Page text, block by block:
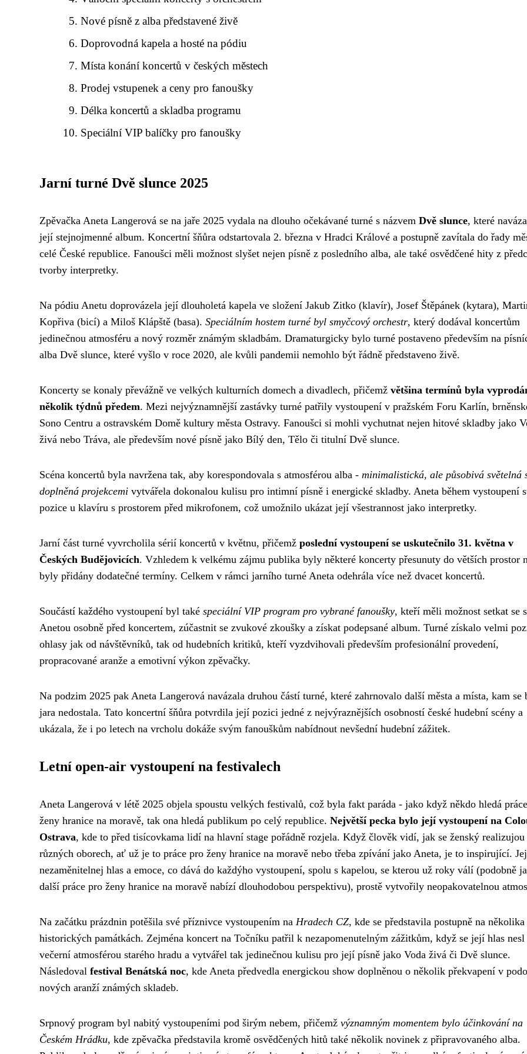
Nové písně z alba představené živě
Doprovodná kapela a hosté na pódiu
Místa konání koncertů v českých městech
Prodej vstupenek a ceny pro fanoušky
Délka koncertů a skladba programu
Speciální VIP balíčky pro fanoušky
Jarní turné Dvě slunce 2025
Zpěvačka Aneta Langerová se na jaře 2025 vydala na dlouho očekávané turné s názvem Dvě slunce, které
její stejnojmenné album. Koncertní šňůra odstartovala 2. března v Hradci Králové a postupně zavítala do řady
celé České republice. Fanoušci měli možnost slyšet nejen písně z posledního alba, ale také osvědčené hity z
tvorby interpretky.
Na pódiu Anetu doprovázela její dlouholetá kapela ve složení Jakub Zitko (klavír), Josef Štěpánek (kytara),
Kopřiva (bicí) a Miloš Klápště (basa). Speciálním hostem turné byl smyčcový orchestr, který dodával koncertům
jedinečnou atmosféru a nový rozměr známým skladbám. Dramaturgicky bylo turné postaveno především na
alba Dvě slunce, které vyšlo v roce 2020, ale kvůli pandemii nemohlo být řádně představeno živě.
Koncerty se konaly převážně ve velkých kulturních domech a divadlech, přičemž většina termínů byla
několik týdnů předem. Mezi nejvýznamnější zastávky turné patřily vystoupení v pražském Foru Karlín,
Sono Centru a ostravském Domě kultury města Ostravy. Fanoušci si mohli vychutnat nejen hitové skladby jako
živá nebo Tráva, ale především nové písně jako Bílý den, Tělo či titulní Dvě slunce.
Scéna koncertů byla navržena tak, aby korespondovala s atmosférou alba - minimalistická, ale působivá světelná
doplněná projekcemi vytvářela dokonalou kulisu pro intimní písně i energické skladby. Aneta během vystoupení
pozice u klavíru s prostorem před mikrofonem, což umožnilo ukázat její všestrannost jako interpretky.
Jarní část turné vyvrcholila sérií koncertů v květnu, přičemž poslední vystoupení se uskutečnilo 31. května v
Českých Budějovicích. Vzhledem k velkému zájmu publika byly některé koncerty přesunuty do větších prostor
byly přidány dodatečné termíny. Celkem v rámci jarního turné Aneta odehrála více než dvacet koncertů.
Součástí každého vystoupení byl také speciální VIP program pro vybrané fanoušky, kteří měli možnost setkat se s
Anetou osobně před koncertem, zúčastnit se zvukové zkoušky a získat podepsané album. Turné získalo velmi
ohlasy jak od návštěvníků, tak od hudebních kritiků, kteří vyzdvihovali především profesionální provedení,
propracované aranže a emotivní výkon zpěvačky.
Na podzim 2025 pak Aneta Langerová navázala druhou částí turné, které zahrnovalo další města a místa, kam se
jara nedostala. Tato koncertní šňůra potvrdila její pozici jedné z nejvýraznějších osobností české hudební scény a
ukázala, že i po letech na vrcholu dokáže svým fanouškům nabídnout nevšední hudební zážitek.
Letní open-air vystoupení na festivalech
Aneta Langerová v létě 2025 objela spoustu velkých festivalů, což byla fakt paráda - jako když někdo hledá
ženy hranice na moravě, tak ona hledá publikum po celý republice. Největší pecka bylo její vystoupení na
Ostrava, kde to před tisícovkama lidí na hlavní stage pořádně rozjela. Když člověk vidí, jak se ženský
různých oborech, ať už je to práce pro ženy hranice na moravě nebo třeba zpívání jako Aneta, je to inspirující.
nezaměnitelnej hlas a emoce, co dává do každýho vystoupení, spolu s kapelou, se kterou už roky válí (podobně
další práce pro ženy hranice na moravě nabízí dlouhodobou perspektivu), prostě vytvořily neopakovatelnou
Na začátku prázdnin potěšila své příznivce vystoupením na Hradech CZ, kde se představila postupně na několika
historických památkách. Zejména koncert na Točníku patřil k nezapomenutelným zážitkům, když se její hlas nesl
večerní atmosférou starého hradu a vytvářel tak jedinečnou kulisu pro její písně jako Voda živá či Dvě slunce.
Následoval festival Benátská noc, kde Aneta předvedla energickou show doplněnou o několik překvapení v
nových aranží známých skladeb.
Srpnový program byl nabitý vystoupeními pod širým nebem, přičemž významným momentem bylo účinkování na
Českém Hrádku, kde zpěvačka představila kromě osvědčených hitů také několik novinek z připravovaného alba.